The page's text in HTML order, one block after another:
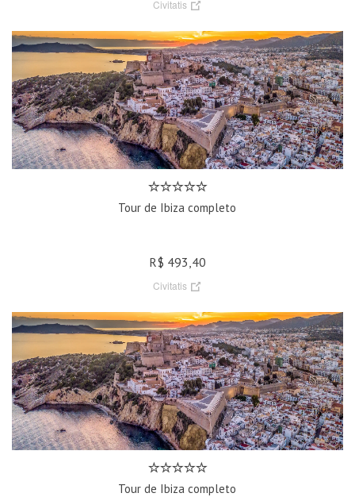
Civitatis
Tour de Ibiza completo
R$ 493,40
Civitatis
Tour de Ibiza completo